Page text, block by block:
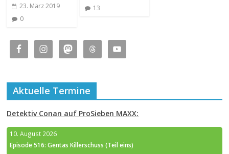
23. März 2019
0
13
Aktuelle Termine
Detektiv Conan auf ProSieben MAXX:
10. August 2026
Episode 516: Gentas Killerschuss (Teil eins)